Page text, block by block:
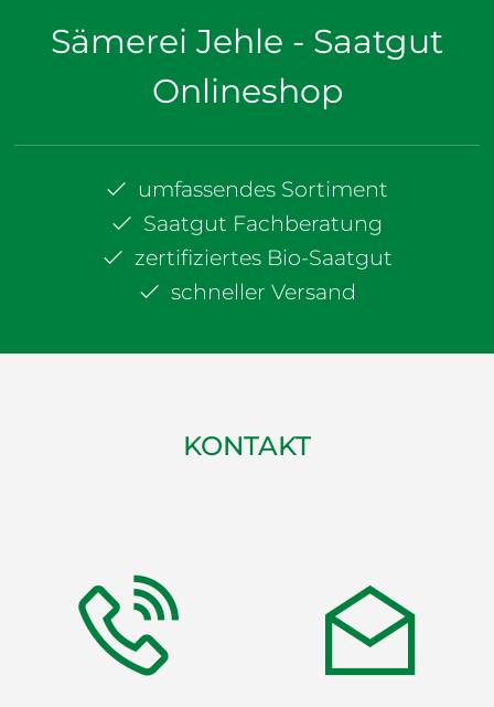
Sämerei Jehle - Saatgut
Onlineshop
umfassendes Sortiment
Saatgut Fachberatung
zertifiziertes Bio-Saatgut
schneller Versand
KONTAKT